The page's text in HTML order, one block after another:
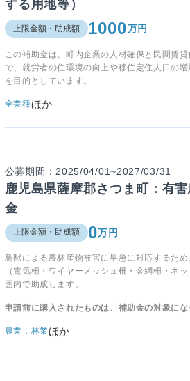
する用地等）
上限金額・助成額 1000万円
この補助金は、町内企業の人材確保と民間賃
で、就労者の住環境の向上や移住定住人口の
を目的としています。
全業種ほか
公募期間：2025/04/01~2027/03/31
鹿児島県薩摩郡さつま町：有
金
上限金額・助成額 0万円
鳥獣による農林産物被害に早急に対応するた
（電気柵・ワイヤーメッシュ柵・金網柵・ネ
囲内で助成します。
申請前に購入されたものは、補助金の対象にな
農業，林業ほか